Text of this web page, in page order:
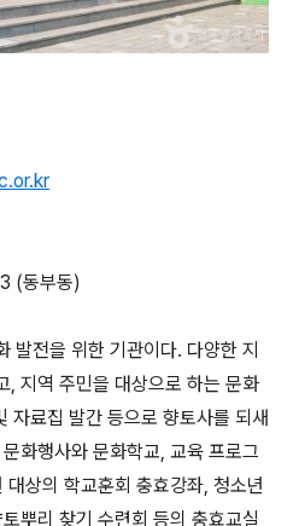
(동부동)
발전을 위한 기관이다. 다양한 지
, 지역 주민을 대상으로 하는 문화
자료집 발간 등으로 향토사를 되새
화행사와 문화학교, 교육 프로그
상의 학교훈회 충효강좌, 청소년
뿌리 찾기 수련회 등의 충효교실